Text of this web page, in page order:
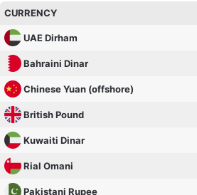
CURRENCY
UAE Dirham
Bahraini Dinar
Chinese Yuan (offshore)
British Pound
Kuwaiti Dinar
Rial Omani
Pakistani Rupee